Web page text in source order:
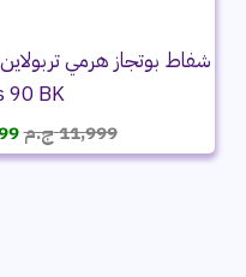
90 BK
11,999ج.م